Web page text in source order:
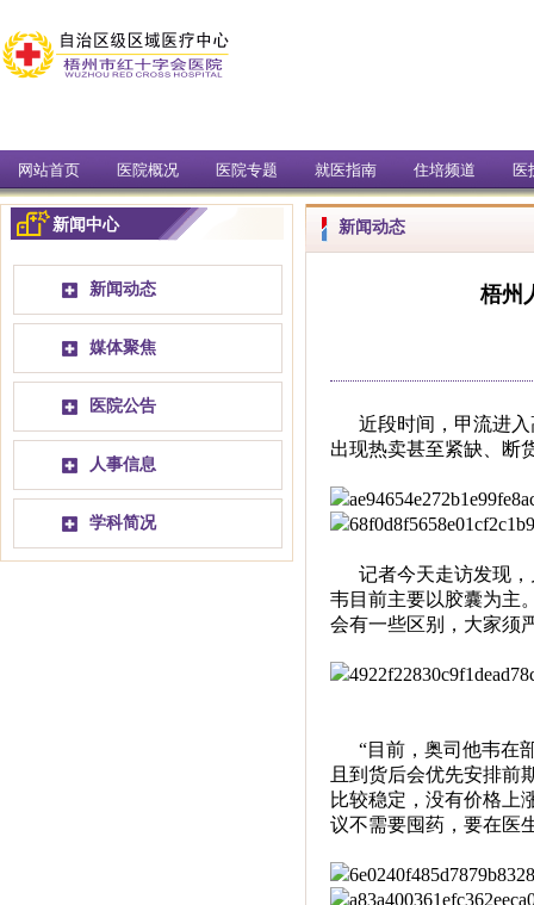
网站首页 医院概况 医院专题 就医指南 住培频道 医
新闻中心
新闻动态
媒体聚焦
医院公告
人事信息
学科简况
新闻动态
梧州
近段时间，甲流进
出现热卖甚至紧缺、断
记者今天走访发现
韦目前主要以胶囊为主
会有一些区别，大家须
“目前，奥司他韦在部
且到货后会优先安排前
比较稳定，没有价格上
议不需要囤药，要在医